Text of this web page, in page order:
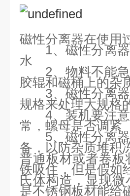
磁性分离器在使用
1、磁性分离器
水
2、物料不能急
胶辊和磁桶上的杂
3、磁性分离器
规格来处理大规格
4、装机要注意
常，螺母是否调紧
5、磁性分离器
备，以防杂质堆积
普通板材或者卷
铁吸住，但是假如
氏体构造，显现
是不锈钢板材能给